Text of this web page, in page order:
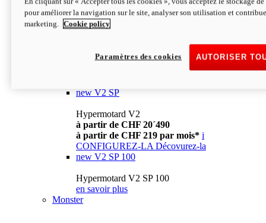
à partir de CHF 13´990 i
CONFIGUREZ-LA Décovurez-la
newV2
à partir de CHF 15´990
à partir de CHF 169 par mois* i
new V2 SP
Hypermotard V2
à partir de CHF 20´490
à partir de CHF 219 par mois* i
CONFIGUREZ-LA Décovurez-la
new V2 SP 100
Hypermotard V2 SP 100
en savoir plus
Monster
pour améliorer la navigation sur le site, analyser son utilisation et
marketing.
Cookie policy
AUTORISER
Paramètres des cookies